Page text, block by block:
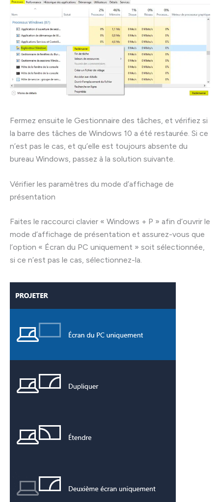
Fermez ensuite le Gestionnaire des tâches, et vérifiez si
la barre des tâches de Windows 10 a été restaurée. Si ce
n’est pas le cas, et qu’elle est toujours absente du
bureau Windows, passez à la solution suivante.
Vérifier les paramètres du mode d’affichage de
présentation
Faites le raccourci clavier « Windows + P » afin d’ouvrir le
mode d’affichage de présentation et assurez-vous que
l’option « Écran du PC uniquement » soit sélectionnée,
si ce n’est pas le cas, sélectionnez-la.